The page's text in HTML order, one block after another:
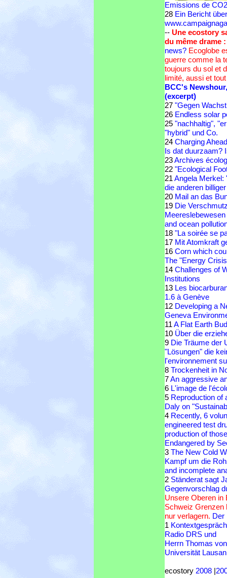
Emissions de
28 Ein Bericht
-- Une ecostory
du même drame :
news? Ecoglobe
guerre comme la
toujours du sol et
limité, aussi et
BCC's
(excerpt)
27 "Gegen
26 Endless solar
25 "nachhaltig",
"hybrid" und Co.
24 Charging
Is dat duurzaam?
23Archives
22 "Ecological
21 Angela Merkel:
die anderen
20 Mail an das
19 Die
Meereslebewesen
and ocean
18 "La soirée se
17 Mit Atomkraft
16 Corn which
The "Energy
14 Challenges of
Institutions
13 Les
1.6 à Genève
12 Developing a
Geneva
11 A Flat Earth
10 Über die
9 Die Träume der
"Lösungen" die
l'environnement
8 Trockenheit in
7An aggressive
6 L'image de
5 Reproduction of
Daly on
4 Recently, 6
engineered test
production of
Endangered by
3 The New Cold
Kampf um die
and incomplete
2 Ständerat sagt
Gegenvorschlag
Unsere Oberen in
Schweiz Grenzen
nur verlagern. Der
1
Radio DRS und
Herrn Thomas
Universität
ecostory 2008 |